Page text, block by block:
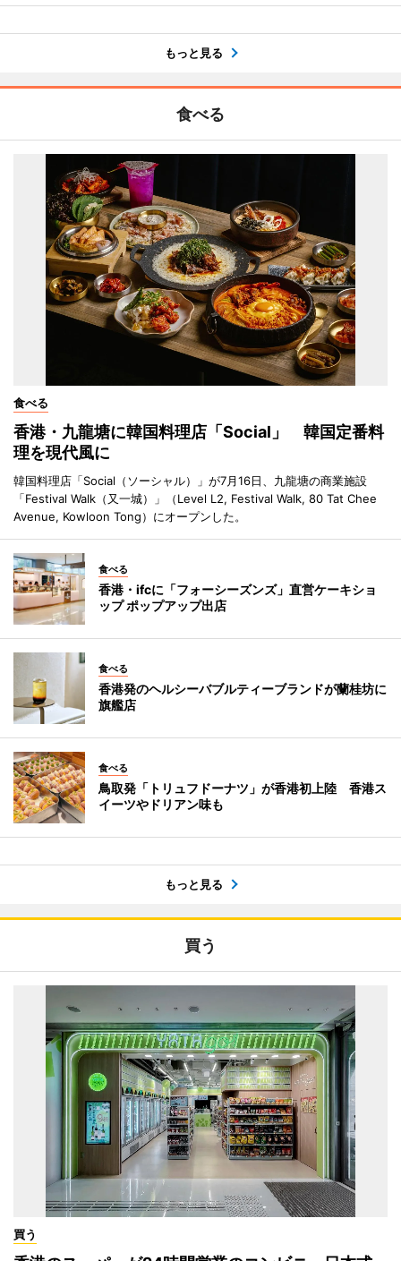
もっと見る
食べる
食べる
香港・九龍塘に韓国料理店「Social」 韓国定番料
理を現代風に
韓国料理店「Social（ソーシャル）」が7月16日、九龍塘の商業施設
「Festival Walk（又一城）」（Level L2, Festival Walk, 80 Tat Chee
Avenue, Kowloon Tong）にオープンした。
食べる
香港・ifcに「フォーシーズンズ」直営ケーキショ
ップ ポップアップ出店
食べる
香港発のヘルシーバブルティーブランドが蘭桂坊に
旗艦店
食べる
鳥取発「トリュフドーナツ」が香港初上陸 香港ス
イーツやドリアン味も
もっと見る
買う
買う